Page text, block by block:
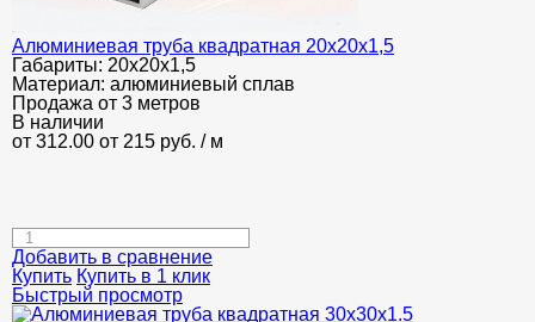
Алюминиевая труба квадратная 20х20х1,5
Габариты: 20х20х1,5
Материал: алюминиевый сплав
Продажа от 3 метров
В наличии
от 312.00 от 215 руб. / м
Добавить в сравнение
Купить Купить в 1 клик
Быстрый просмотр